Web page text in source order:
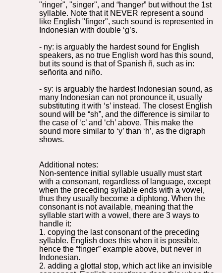
"ringer", "singer", and “hanger” but without the 1st
syllable. Note that it NEVER represent a sound
like English "finger", such sound is represented in
Indonesian with double ‘g’s.
- ny: is arguably the hardest sound for English
speakers, as no true English word has this sound,
but its sound is that of Spanish ñ, such as in:
señorita and niño.
- sy: is arguably the hardest Indonesian sound, as
many Indonesian can not pronounce it, usually
substituting it with ‘s’ instead. The closest English
sound will be “sh”, and the difference is similar to
the case of ‘c’ and ‘ch’ above. This make the
sound more similar to ‘y’ than ‘h’, as the digraph
shows.
Additional notes:
Non-sentence initial syllable usually must start
with a consonant, regardless of language, except
when the preceding syllable ends with a vowel,
thus they usually become a diphtong. When the
consonant is not available, meaning that the
syllable start with a vowel, there are 3 ways to
handle it:
1. copying the last consonant of the preceding
syllable. English does this when it is possible,
hence the “finger” example above, but never in
Indonesian.
2. adding a glottal stop, which act like an invisible